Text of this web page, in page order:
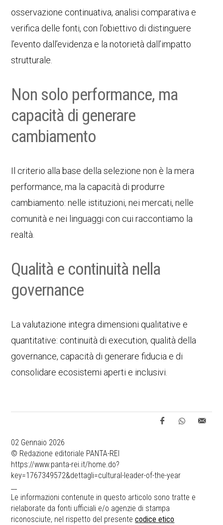
osservazione continuativa, analisi comparativa e
verifica delle fonti, con l’obiettivo di distinguere
l’evento dall’evidenza e la notorietà dall’impatto
strutturale.
Non solo performance, ma
capacità di generare
cambiamento
Il criterio alla base della selezione non è la mera
performance, ma la capacità di produrre
cambiamento: nelle istituzioni, nei mercati, nelle
comunità e nei linguaggi con cui raccontiamo la
realtà.
Qualità e continuità nella
governance
La valutazione integra dimensioni qualitative e
quantitative: continuità di execution, qualità della
governance, capacità di generare fiducia e di
consolidare ecosistemi aperti e inclusivi.
02 Gennaio 2026
© Redazione editoriale PANTA-REI
https://www.panta-rei.it/home.do?
key=1767349572&dettagli=cultural-leader-of-the-year
Le informazioni contenute in questo articolo sono tratte e
rielaborate da fonti ufficiali e/o agenzie di stampa
riconosciute, nel rispetto del presentecodice etico